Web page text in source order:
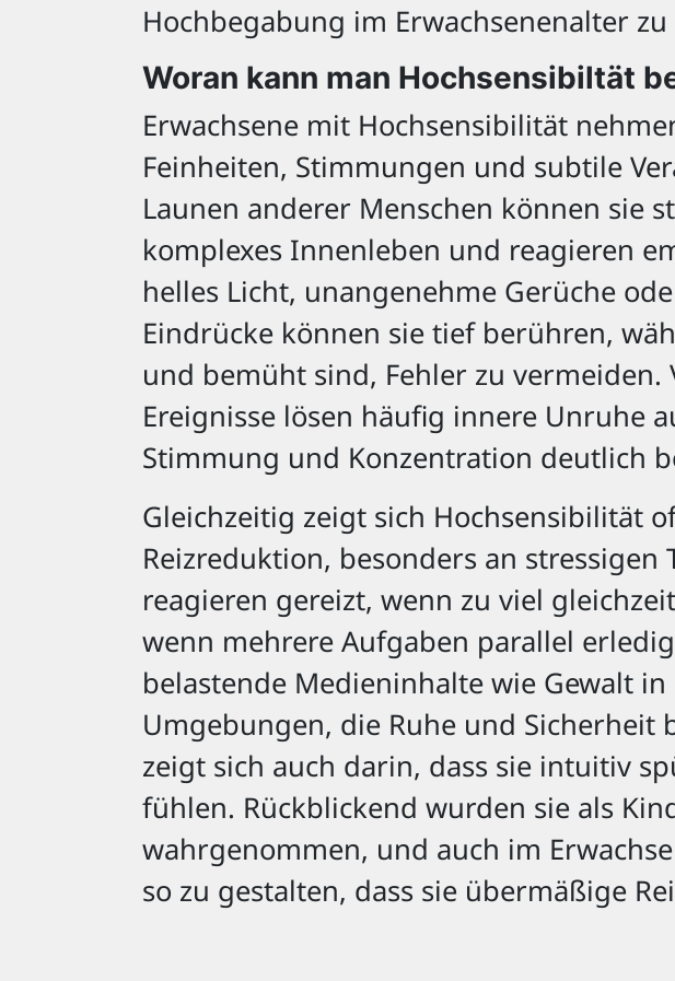
Hochbegabung im Erwachsenenalter
Woran kann man Hochsensibiltät
Erwachsene mit Hochsensibilität
Feinheiten, Stimmungen und subtile
Launen anderer Menschen können sie
komplexes Innenleben und reagieren
helles Licht, unangenehme Gerüche
Eindrücke können sie tief berühren,
und bemüht sind, Fehler zu
Ereignisse lösen häufig innere Unruhe
Stimmung und Konzentration deutlich
Gleichzeitig zeigt sich Hochsensibilität
Reizreduktion, besonders an stressigen
reagieren gereizt, wenn zu viel
wenn mehrere Aufgaben parallel
belastende Medieninhalte wie Gewalt
Umgebungen, die Ruhe und
zeigt sich auch darin, dass sie intuitiv
fühlen. Rückblickend wurden sie als
wahrgenommen, und auch im
so zu gestalten, dass sie übermäßige